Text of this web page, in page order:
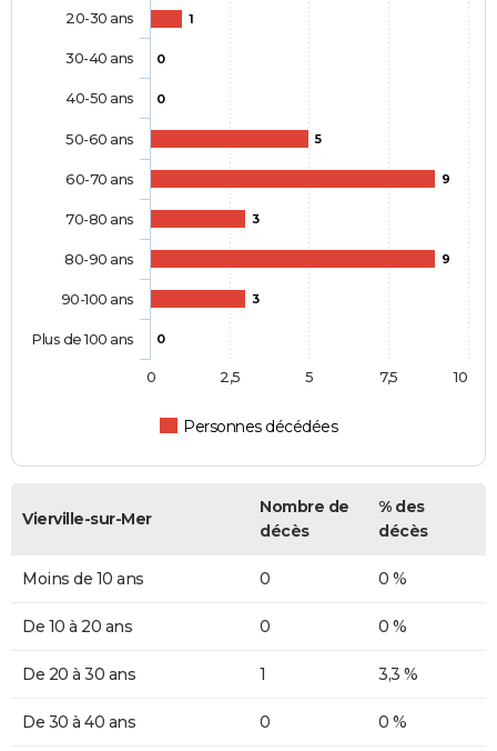
1
0
0
5
9
3
9
3
0
Personnes décédées
20-30 ans
30-40 ans
40-50 ans
50-60 ans
60-70 ans
70-80 ans
80-90 ans
90-100 ans
Plus de 100 ans
0 10
2,5 5 7,5
Vierville-sur-Mer
Nombre de
décès
% des
décès
Moins de 10 ans 0 0 %
De 10 à 20 ans 0 0 %
De 20 à 30 ans 1 3,3 %
De 30 à 40 ans 0 0 %